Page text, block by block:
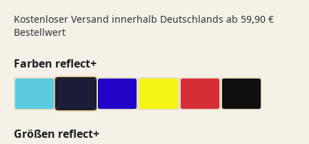
Kostenloser Versand innerhalb Deutschlands ab 59,90 €
Bestellwert
Farben reflect+auswählen
Größen reflect+auswählen